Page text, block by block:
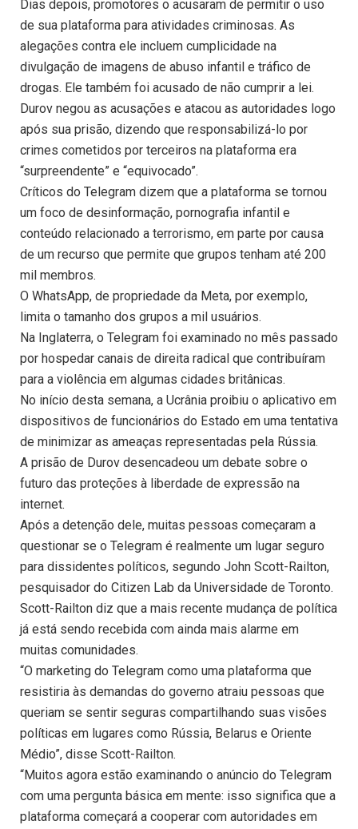
Dias depois, promotores o acusaram de permitir o uso
de sua plataforma para atividades criminosas. As
alegações contra ele incluem cumplicidade na
divulgação de imagens de abuso infantil e tráfico de
drogas. Ele também foi acusado de não cumprir a lei.
Durov negou as acusações e atacou as autoridades logo
após sua prisão, dizendo que responsabilizá-lo por
crimes cometidos por terceiros na plataforma era
“surpreendente” e “equivocado”.
Críticos do Telegram dizem que a plataforma se tornou
um foco de desinformação, pornografia infantil e
conteúdo relacionado a terrorismo, em parte por causa
de um recurso que permite que grupos tenham até 200
mil membros.
O WhatsApp, de propriedade da Meta, por exemplo,
limita o tamanho dos grupos a mil usuários.
Na Inglaterra, o Telegram foi examinado no mês passado
por hospedar canais de direita radical que contribuíram
para a violência em algumas cidades britânicas.
No início desta semana, a Ucrânia proibiu o aplicativo em
dispositivos de funcionários do Estado em uma tentativa
de minimizar as ameaças representadas pela Rússia.
A prisão de Durov desencadeou um debate sobre o
futuro das proteções à liberdade de expressão na
internet.
Após a detenção dele, muitas pessoas começaram a
questionar se o Telegram é realmente um lugar seguro
para dissidentes políticos, segundo John Scott-Railton,
pesquisador do Citizen Lab da Universidade de Toronto.
Scott-Railton diz que a mais recente mudança de política
já está sendo recebida com ainda mais alarme em
muitas comunidades.
“O marketing do Telegram como uma plataforma que
resistiria às demandas do governo atraiu pessoas que
queriam se sentir seguras compartilhando suas visões
políticas em lugares como Rússia, Belarus e Oriente
Médio”, disse Scott-Railton.
“Muitos agora estão examinando o anúncio do Telegram
com uma pergunta básica em mente: isso significa que a
plataforma começará a cooperar com autoridades em